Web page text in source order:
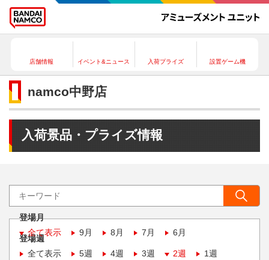
店舗情報 イベント&ニュース 入荷プライズ 設置ゲーム機
namco中野店
入荷景品・プライズ情報
登場月
全て表示
9月 8月 7月 6月
登場週
全て表示
5週 4週 3週 2週 1週